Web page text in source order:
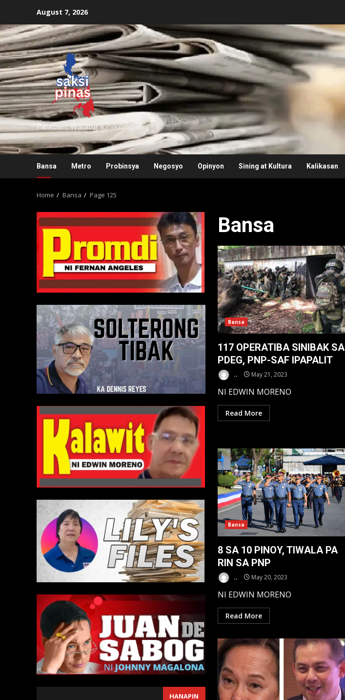
content
August 7, 2026
Palaban, Walang Kinikilingan
Bansa Metro Probinsya Negosyo Opinyon Sining at Kultura Kalikasan
Home Bansa Page 125
Bansa
Bansa
117 OPERATIBA SINIBAK SA
PDEG, PNP-SAF IPAPALIT
.. May 21, 2023
NI EDWIN MORENO
Read More
Bansa
8 SA 10 PINOY, TIWALA PA
RIN SA PNP
.. May 20, 2023
NI EDWIN MORENO
Read More
HANAPIN